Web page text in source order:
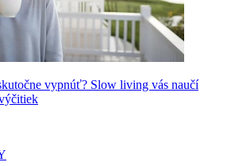
vypnúť? Slow living vás naučí